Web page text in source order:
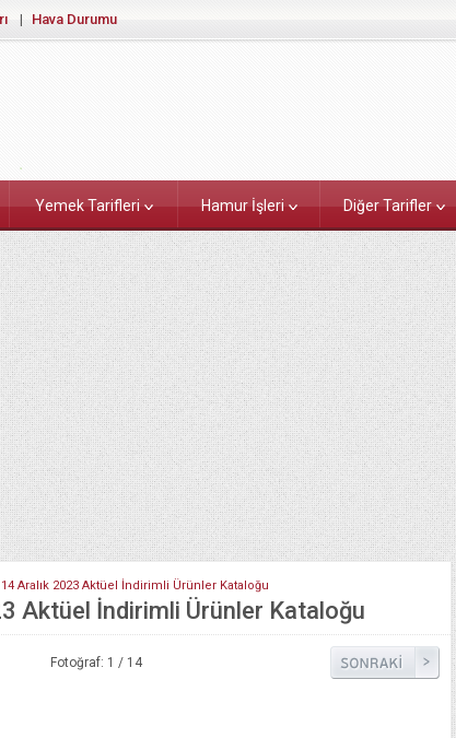
Hava Durumu
Yemek Tarifleri Hamur İşleri Diğer Tarifler
14 Aralık 2023 Aktüel İndirimli Ürünler Kataloğu
Aktüel İndirimli Ürünler Kataloğu
Fotoğraf: 1 / 14